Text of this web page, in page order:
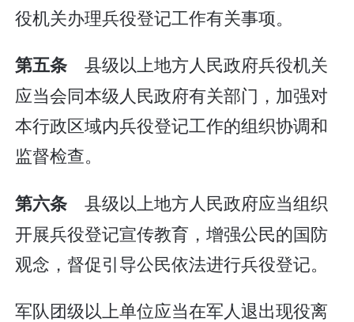
役机关办理兵役登记工作有关事项。
第五条县级以上地方人民政府兵役机关
应当会同本级人民政府有关部门，加强对
本行政区域内兵役登记工作的组织协调和
监督检查。
第六条县级以上地方人民政府应当组织
开展兵役登记宣传教育，增强公民的国防
观念，督促引导公民依法进行兵役登记。
军队团级以上单位应当在军人退出现役离